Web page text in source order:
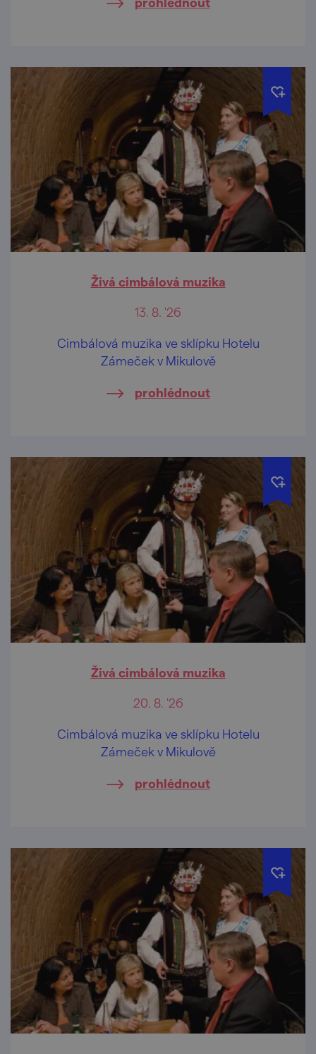
Živá cimbálová muzika
13. 8. '26
Cimbálová muzika ve sklípku Hotelu
Zámeček v Mikulově
prohlédnout
Živá cimbálová muzika
20. 8. '26
Cimbálová muzika ve sklípku Hotelu
Zámeček v Mikulově
prohlédnout